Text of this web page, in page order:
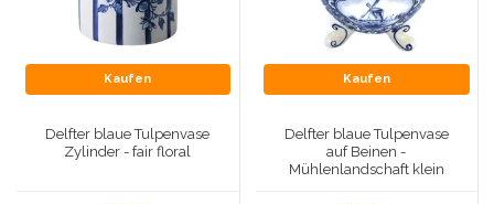
Kaufen
Delfter blaue Tulpenvase
Zylinder - fair floral
Kaufen
Delfter blaue Tulpenvase
auf Beinen -
Mühlenlandschaft klein